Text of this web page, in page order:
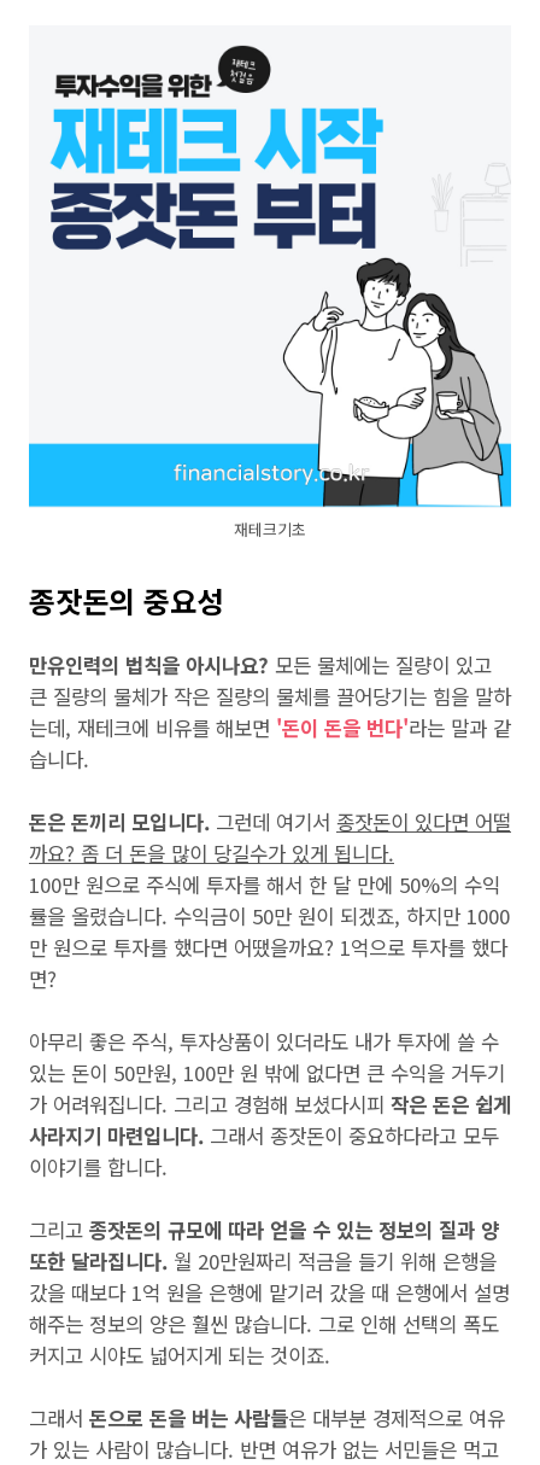
재테크기초
종잣돈의 중요성
만유인력의 법칙을 아시나요? 모든 물체에는 질량이 있고
큰 질량의 물체가 작은 질량의 물체를 끌어당기는 힘을 말하
는데, 재테크에 비유를 해보면 '돈이 돈을 번다'라는 말과 같
습니다.
돈은 돈끼리 모입니다. 그런데 여기서 종잣돈이 있다면 어떨
까요? 좀 더 돈을 많이 당길수가 있게 됩니다.
100만 원으로 주식에 투자를 해서 한 달 만에 50%의 수익
률을 올렸습니다. 수익금이 50만 원이 되겠죠, 하지만 1000
만 원으로 투자를 했다면 어땠을까요? 1억으로 투자를 했다
면?
아무리 좋은 주식, 투자상품이 있더라도 내가 투자에 쓸 수
있는 돈이 50만원, 100만 원 밖에 없다면 큰 수익을 거두기
가 어려워집니다. 그리고 경험해 보셨다시피 작은 돈은 쉽게
사라지기 마련입니다. 그래서 종잣돈이 중요하다라고 모두
이야기를 합니다.
그리고 종잣돈의 규모에 따라 얻을 수 있는 정보의 질과 양
또한 달라집니다. 월 20만원짜리 적금을 들기 위해 은행을
갔을 때보다 1억 원을 은행에 맡기러 갔을 때 은행에서 설명
해주는 정보의 양은 훨씬 많습니다. 그로 인해 선택의 폭도
커지고 시야도 넓어지게 되는 것이죠.
그래서 돈으로 돈을 버는 사람들은 대부분 경제적으로 여유
가 있는 사람이 많습니다. 반면 여유가 없는 서민들은 먹고